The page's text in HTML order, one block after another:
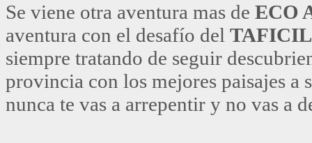
Se viene otra aventura mas de ECO
aventura con el desafío del
siempre tratando de seguir
provincia con los mejores paisajes
nunca te vas a arrepentir y no vas